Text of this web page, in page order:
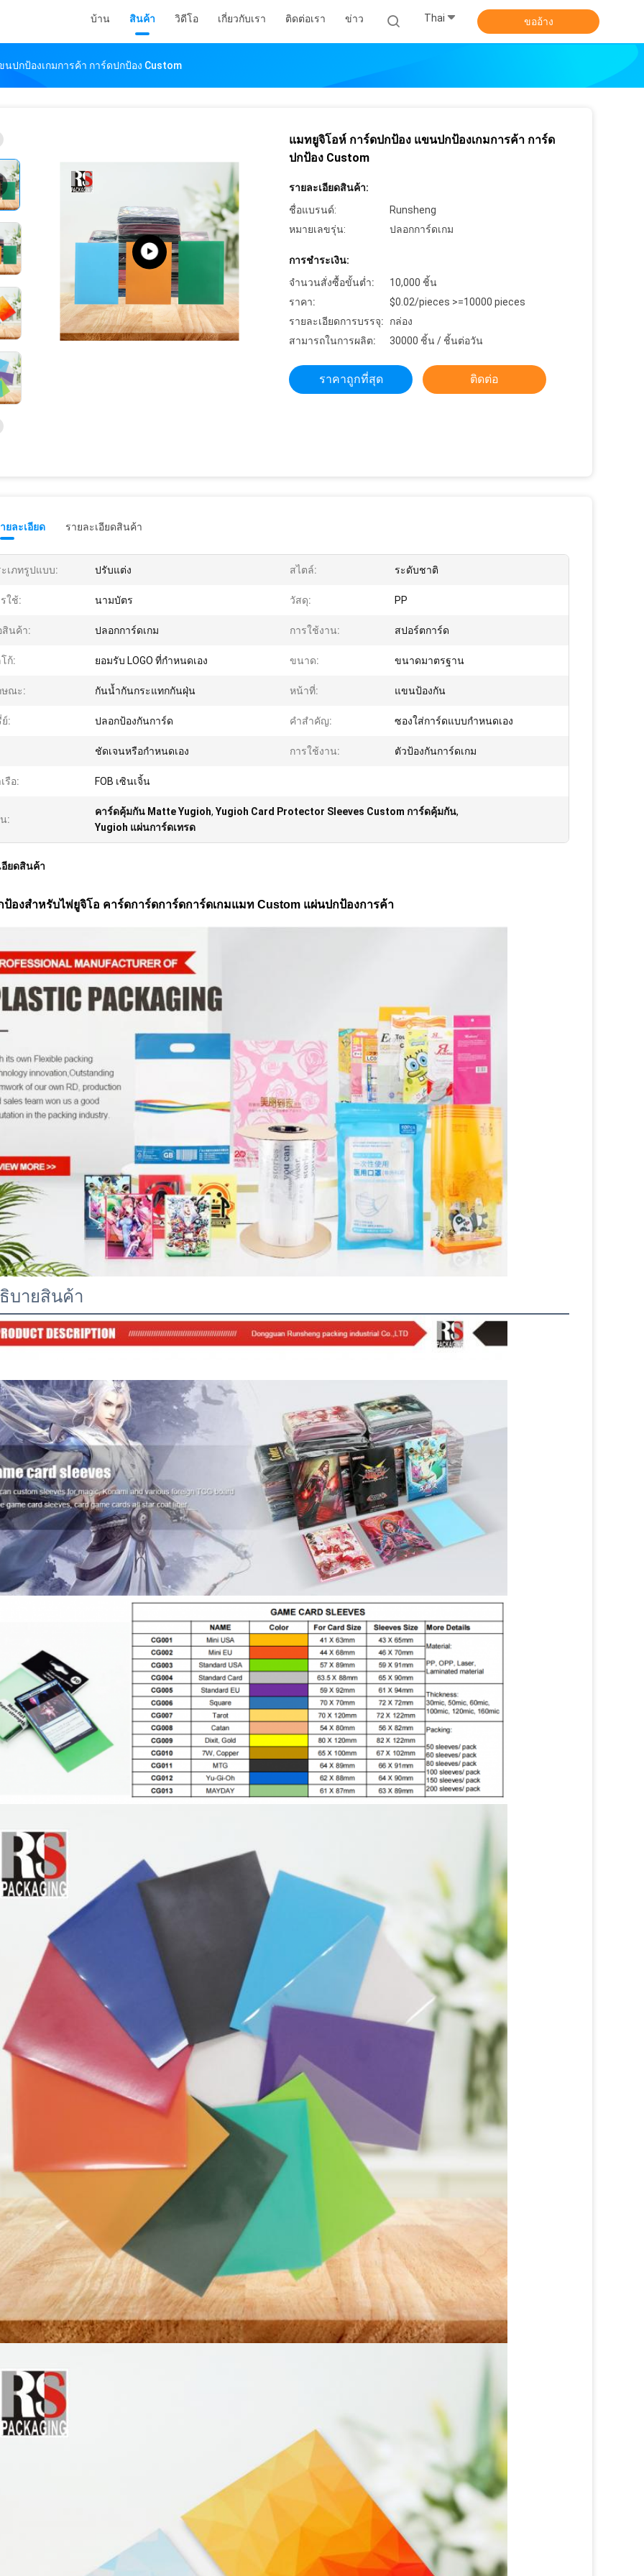
บ้าน สินค้า วิดีโอ เกี่ยวกับเรา ติดต่อเรา ข่าว Thai ขออ้าง
ปกป้องเกมการค้า การ์ดปกป้อง Custom
แมทยูจิโอห์ การ์ดปกป้อง แขนปกป้องเกมการค้า การ์ด
ปกป้อง Custom
รายละเอียดสินค้า:
ชื่อแบรนด์:
Runsheng
หมายเลขรุ่น:
ปลอกการ์ดเกม
การชำระเงิน:
จำนวนสั่งซื้อขั้นต่ำ:
10,000 ชิ้น
ราคา:
$0.02/pieces >=10000 pieces
รายละเอียดการบรรจุ:
กล่อง
สามารถในการผลิต:
30000 ชิ้น / ชิ้นต่อวัน
ราคาถูกที่สุด ติดต่อ
ยละเอียด รายละเอียดสินค้า
เภทรูปแบบ: ปรับแต่ง สไตล์: ระดับชาติ
ใช้: นามบัตร วัสดุ: PP
นค้า: ปลอกการ์ดเกม การใช้งาน: สปอร์ตการ์ด
ก้: ยอมรับ LOGO ที่กําหนดเอง ขนาด: ขนาดมาตรฐาน
ษณะ: กันน้ำกันกระแทกกันฝุ่น หน้าที่: แขนป้องกัน
: ปลอกป้องกันการ์ด คําสําคัญ: ซองใส่การ์ดแบบกำหนดเอง
ชัดเจนหรือกำหนดเอง การใช้งาน: ตัวป้องกันการ์ดเกม
รือ: FOB เซินเจิ้น
:
คาร์ดคุ้มกัน Matte Yugioh, Yugioh Card Protector Sleeves Custom การ์ดคุ้มกัน,
Yugioh แผ่นการ์ดเทรด
อียดสินค้า
ป้องสําหรับไพ่ยูจิโอ คาร์ดการ์ดการ์ดการ์ดเกมแมท Custom แผ่นปกป้องการค้า
บายสินค้า